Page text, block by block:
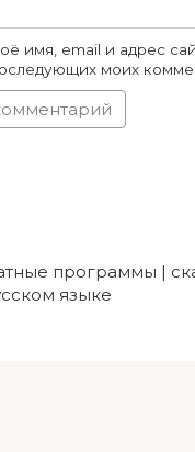
имя, email и адрес
моих
программы |
языке